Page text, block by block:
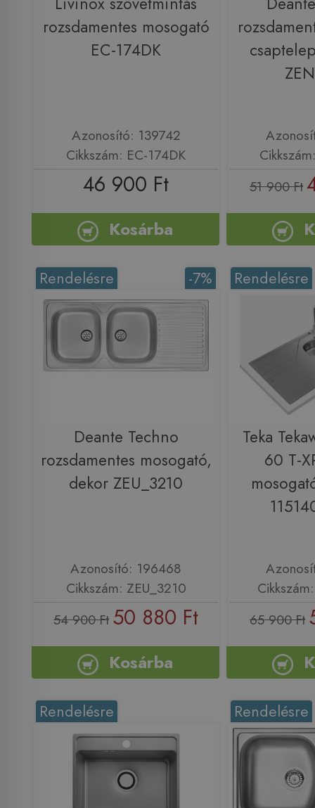
rozsdamentes mosogató
EC-174DK
Azonosító: 139742
Cikkszám: EC-174DK
46 900 Ft
Kosárba
51 900 Ft
-7%
Rendelésre
Deante Techno
rozsdamentes mosogató,
dekor ZEU_3210
Azonosító: 196468
Cikkszám: ZEU_3210
54 900 Ft 50 880 Ft
Kosárba
Rendelésre
Teka
60 T-
65 900 Ft
Rendelésre Rendelésre